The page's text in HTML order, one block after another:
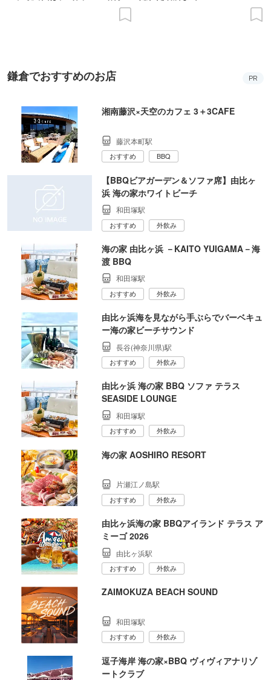
鎌倉でおすすめのお店 PR
湘南藤沢×天空のカフェ 3＋3CAFE
藤沢本町駅
おすすめ BBQ
【BBQビアガーデン＆ソファ席】由比ヶ
浜 海の家ホワイトビーチ
和田塚駅
おすすめ 外飲み
海の家 由比ヶ浜 －KAITO YUIGAMA－海
渡 BBQ
和田塚駅
おすすめ 外飲み
由比ヶ浜海を見ながら手ぶらでバーベキュ
ー海の家ビーチサウンド
長谷(神奈川県)駅
おすすめ 外飲み
由比ヶ浜 海の家 BBQ ソファ テラス
SEASIDE LOUNGE
和田塚駅
おすすめ 外飲み
海の家 AOSHIRO RESORT
片瀬江ノ島駅
おすすめ 外飲み
由比ヶ浜海の家 BBQアイランド テラス ア
ミーゴ 2026
由比ヶ浜駅
おすすめ 外飲み
ZAIMOKUZA BEACH SOUND
和田塚駅
おすすめ 外飲み
逗子海岸 海の家×BBQ ヴィヴィアナリゾ
ートクラブ